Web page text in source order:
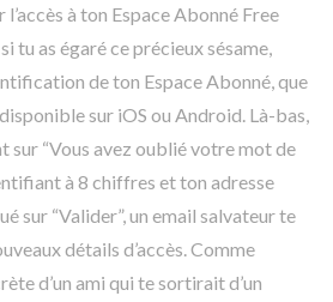
à ton Espace Abonné Free
tu as égaré ce précieux sésame,
de ton Espace Abonné, que
sur iOS ou Android. Là-bas,
sur “Vous avez oublié votre mot de
à 8 chiffres et ton adresse
sur “Valider”, un email salvateur te
détails d’accès. Comme
d’un ami qui te sortirait d’un